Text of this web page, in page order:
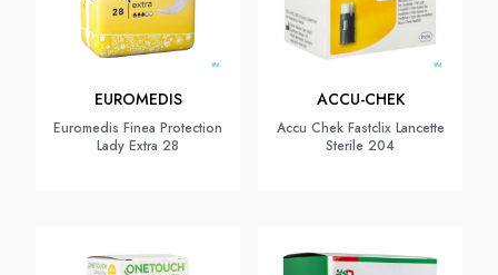
EUROMEDIS
Euromedis Finea Protection
Lady Extra 28
ACCU-CHEK
Accu Chek Fastclix Lancette
Sterile 204